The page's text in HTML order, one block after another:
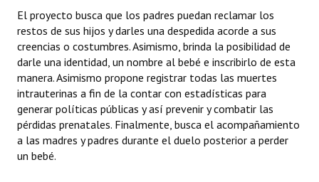
Ciudadano Ilustre - Registro
Banca del Vecino - Registro
Huéspedes de Honor - Registro
Antiguos Pobladores - Registro
Reconocimientos - Registro
El proyecto busca que los padres puedan reclamar los
restos de sus hijos y darles una despedida acorde a sus
creencias o costumbres. Asimismo, brinda la posibilidad de
darle una identidad, un nombre al bebé e inscribirlo de esta
manera. Asimismo propone registrar todas las muertes
intrauterinas a fin de la contar con estadísticas para
generar políticas públicas y así prevenir y combatir las
pérdidas prenatales. Finalmente, busca el acompañamiento
a las madres y padres durante el duelo posterior a perder
un bebé.